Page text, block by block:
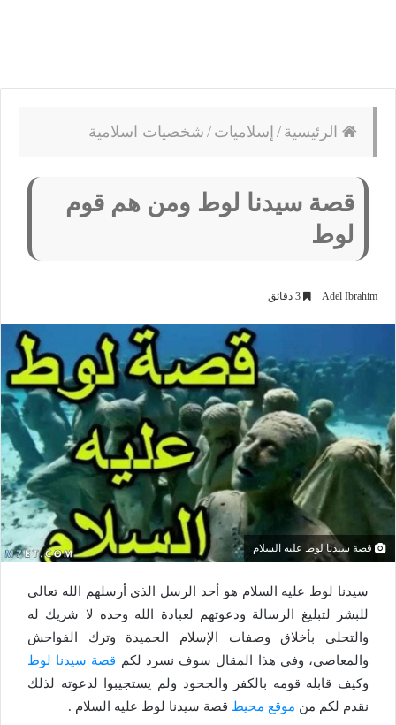
الرئيسية / إسلاميات / شخصيات اسلامية
قصة سيدنا لوط ومن هم قوم
لوط
Adel Ibrahim
قصة سيدنا لوط عليه السلام
سيدنا لوط عليه السلام هو أحد الرسل الذي أرسلهم الله تعالى
للبشر لتبليغ الرسالة ودعوتهم لعبادة الله وحده لا شريك له
والتحلي بأخلاق وصفات الإسلام الحميدة وترك الفواحش
والمعاصي، وفي هذا المقال سوف نسرد لكم قصة سيدنا لوط
وكيف قابله قومه بالكفر والجحود ولم يستجيبوا لدعوته لذلك
نقدم لكم من موقع محيط قصة سيدنا لوط عليه السلام .